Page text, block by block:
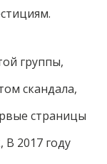
группы,
скандала,
страницы
В 2017 году